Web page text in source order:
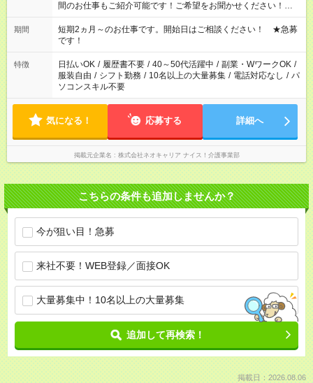
間のお仕事もご紹介可能です！ご希望をお聞かせください！★家
庭の都合でお休みが必要な場合も遠慮なくご相談ください。 ※
週最低15時間以上の勤務が必要です
期間
短期2ヵ月～のお仕事です。開始日はご相談ください！ ★急募
です！
特徴 日払いOK / 履歴書不要 / 40～50代活躍中 / 副業・WワークOK /
服装自由 / シフト勤務 / 10名以上の大量募集 / 電話対応なし / パ
ソコンスキル不要
気になる！ 応募する 詳細へ
掲載元企業名 株式会社ネオキャリア ナイス！介護事業部
こちらの条件も追加しませんか？
今が狙い目！急募
来社不要！WEB登録／面接OK
大量募集中！10名以上の大量募集
追加して再検索！
掲載日：2026.08.06